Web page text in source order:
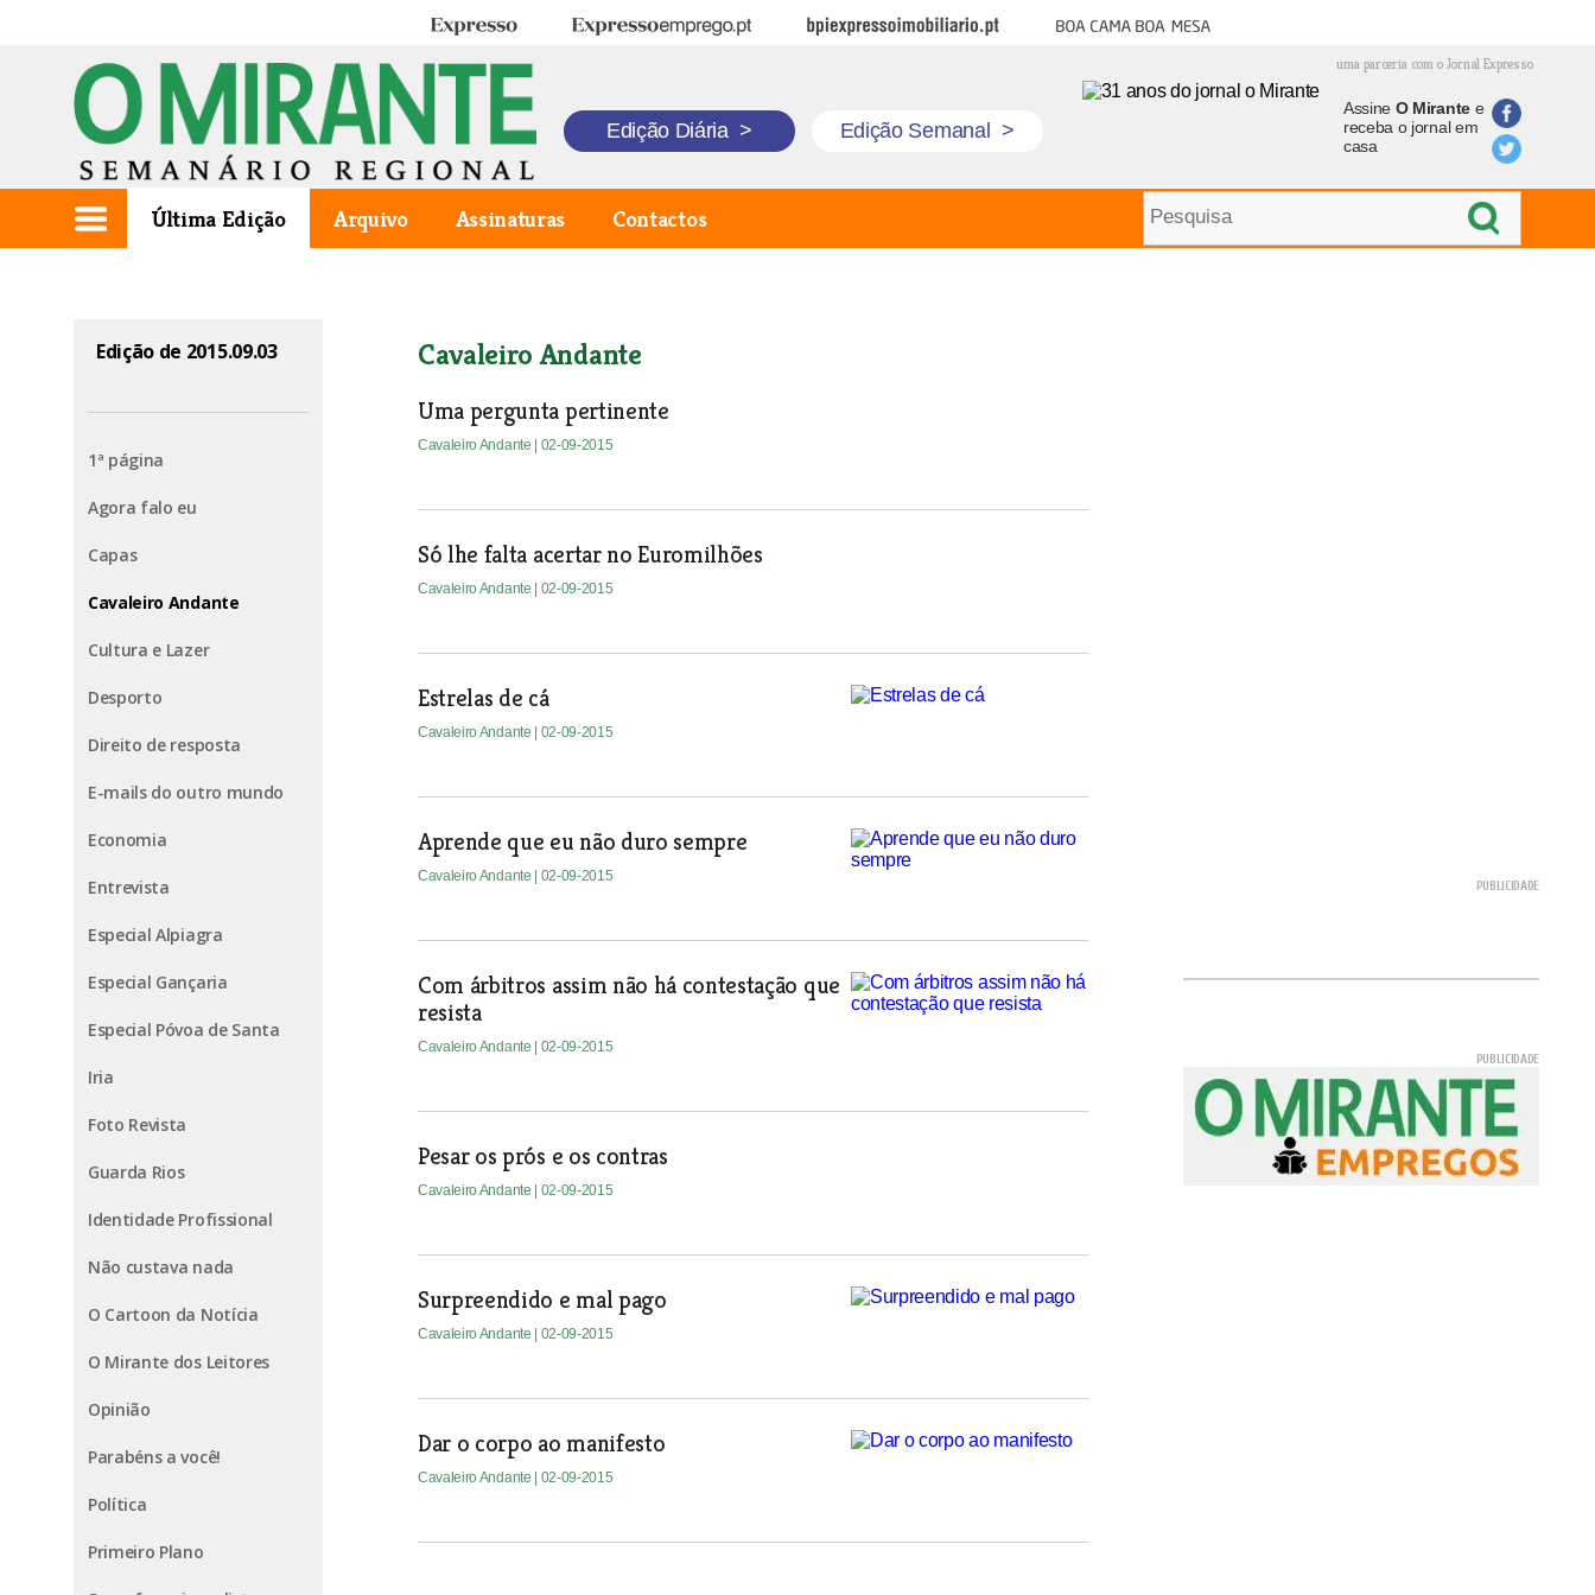
Expresso Expresso Emprego BPI Expresso Imobiliário Boa cama boa mesa
uma parceria com o Jornal Expresso
Edição Diária > Edição Semanal >
Assine O Mirantee
receba o jornal em
casa
Última Edição Arquivo Assinaturas Contactos
Edição de 2015.09.03
1ª página
Agora falo eu
Capas
Cavaleiro Andante
Cultura e Lazer
Desporto
Direito de resposta
E-mails do outro mundo
Economia
Entrevista
Especial Alpiagra
Especial Gançaria
Especial Póvoa de Santa
Iria
Foto Revista
Guarda Rios
Identidade Profissional
Não custava nada
O Cartoon da Notícia
O Mirante dos Leitores
Opinião
Parabéns a você!
Política
Primeiro Plano
Cavaleiro Andante
Uma pergunta pertinente
Cavaleiro Andante | 02-09-2015
Só lhe falta acertar no Euromilhões
Cavaleiro Andante | 02-09-2015
Estrelas de cá
Cavaleiro Andante | 02-09-2015
Aprende que eu não duro sempre
Cavaleiro Andante | 02-09-2015
Com árbitros assim não há contestação que
resista
Cavaleiro Andante | 02-09-2015
Pesar os prós e os contras
Cavaleiro Andante | 02-09-2015
Surpreendido e mal pago
Cavaleiro Andante | 02-09-2015
Dar o corpo ao manifesto
Cavaleiro Andante | 02-09-2015